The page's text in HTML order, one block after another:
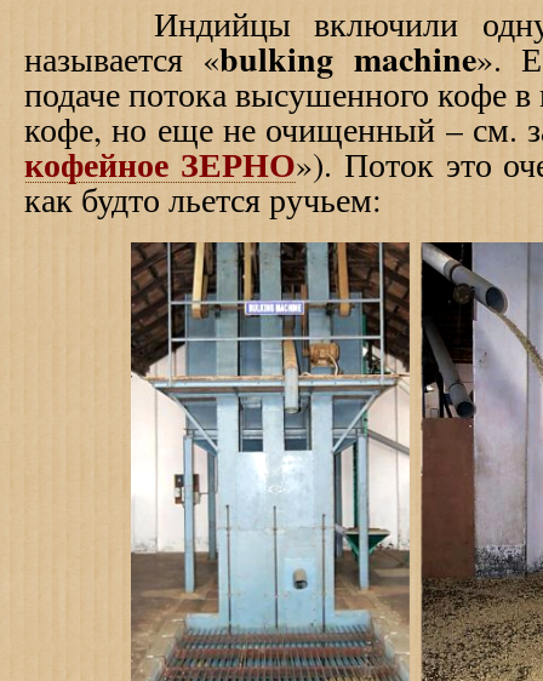
Индийцы включили одну
называется «bulkingmachine».
подаче потока высушенного кофе
кофе, но еще не очищенный – см.
кофейное ЗЕРНО»). Поток это
как будто льется ручьем: